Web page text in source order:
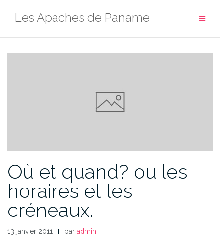
Les Apaches de Paname
Où et quand? ou les
horaires et les
créneaux.
13 janvier 2011 par admin